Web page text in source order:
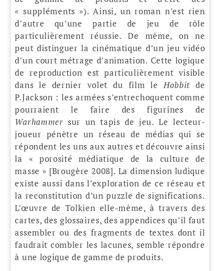
« suppléments »). Ainsi, un roman n’est rien
d’autre qu’une partie de jeu de rôle
particulièrement réussie. De même, on ne
peut distinguer la cinématique d’un jeu vidéo
d’un court métrage d’animation. Cette logique
de reproduction est particulièrement visible
dans le dernier volet du film leHobbit de
P.Jackson : les armées s’entrechoquent comme
pourraient le faire des figurines de
Warhammer sur un tapis de jeu. Le lecteur-
joueur pénètre un réseau de médias qui se
répondent les uns aux autres et découvre ainsi
la « porosité médiatique de la culture de
masse » [Brougère 2008]. La dimension ludique
existe aussi dans l’exploration de ce réseau et
la reconstitution d’un puzzle de significations.
L’œuvre de Tolkien elle-même, à travers des
cartes, des glossaires, des appendices qu’il faut
assembler ou des fragments de textes dont il
faudrait combler les lacunes, semble répondre
à une logique de gamme de produits.